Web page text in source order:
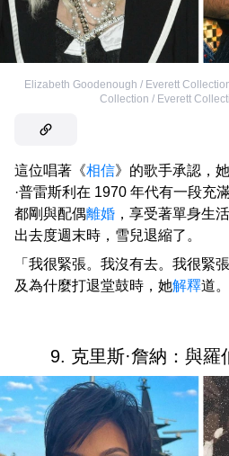
Elizabeth Goodenough / Everett
Collection / Everett
這位唱著《相信》的歌手承認，
·普雷斯利在 1970 年代有一段充
都剛與配偶離婚 ，享受著單身生
出去度週末時，雪兒退縮了。
「我很緊張。我沒有去。我很緊
及為什麼打退堂鼓時，她解釋道。
9. 克里斯·詹納：與羅